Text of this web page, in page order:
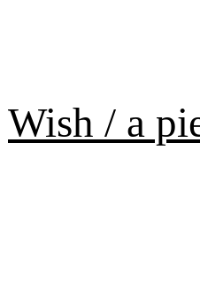
Wish / a